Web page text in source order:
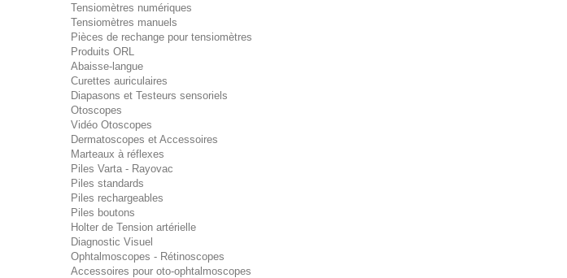
Tensiomètres numériques
Tensiomètres manuels
Pièces de rechange pour tensiomètres
Produits ORL
Abaisse-langue
Curettes auriculaires
Diapasons et Testeurs sensoriels
Otoscopes
Vidéo Otoscopes
Dermatoscopes et Accessoires
Marteaux à réflexes
Piles Varta - Rayovac
Piles standards
Piles rechargeables
Piles boutons
Holter de Tension artérielle
Diagnostic Visuel
Ophtalmoscopes - Rétinoscopes
Accessoires pour oto-ophtalmoscopes